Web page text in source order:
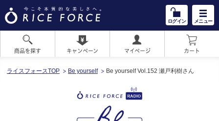
ログイン メニュー
商品を探す キャンペーン マイページ カート
ライスフォースTOP Be yourself Be yourself Vol.152 瀬戸利樹さん